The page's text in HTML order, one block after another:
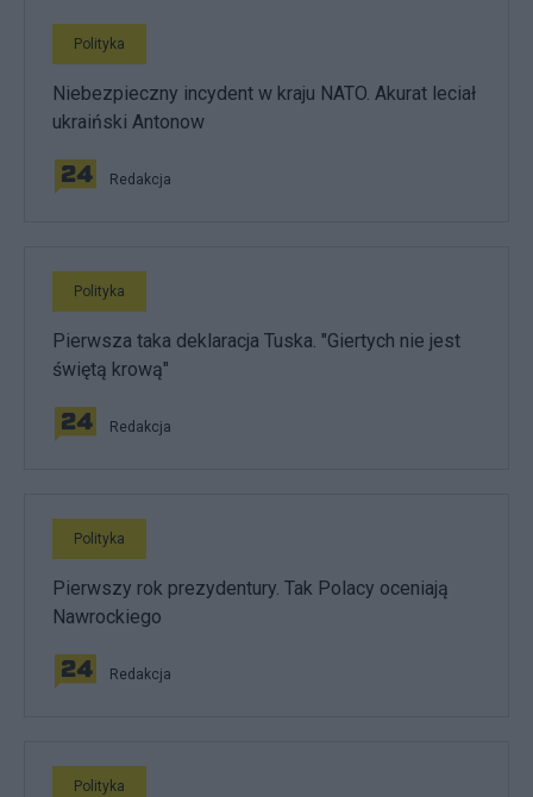
Polityka
Niebezpieczny incydent w kraju NATO. Akurat leciał
ukraiński Antonow
Redakcja
Polityka
Pierwsza taka deklaracja Tuska. "Giertych nie jest
świętą krową"
Redakcja
Polityka
Pierwszy rok prezydentury. Tak Polacy oceniają
Nawrockiego
Redakcja
Polityka